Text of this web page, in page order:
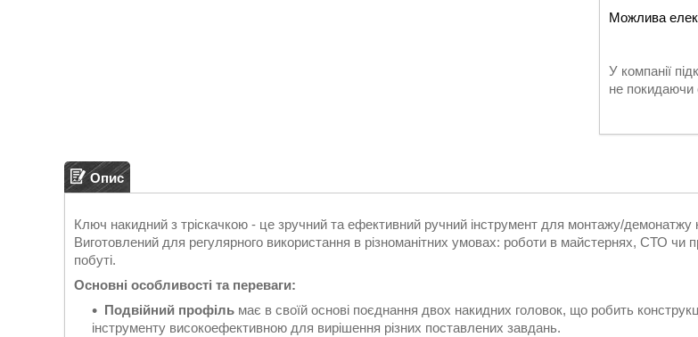
У компанії
не покидаючи
Опис
Ключ накидний з тріскачкою - це зручний та ефективний ручний інструмент для монтажу/демонатжу
Виготовлений для регулярного використання в різноманітних умовах: роботи в майстернях, СТО чи
побуті.
Основні особливості та переваги:
Подвійний профіль має в своїй основі поєднання двох накидних головок, що робить
інструменту високоефективною для вирішення різних поставлених завдань.